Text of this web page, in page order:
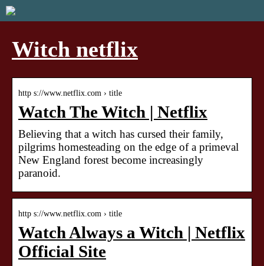
Witch netflix
http s://www.netflix.com › title
Watch The Witch | Netflix
Believing that a witch has cursed their family,
pilgrims homesteading on the edge of a primeval
New England forest become increasingly
paranoid.
http s://www.netflix.com › title
Watch Always a Witch | Netflix
Official Site